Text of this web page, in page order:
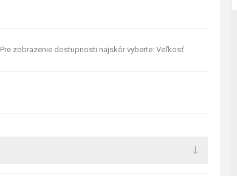
Pre zobrazenie dostupnosti najskôr vyberte: Veľkosť